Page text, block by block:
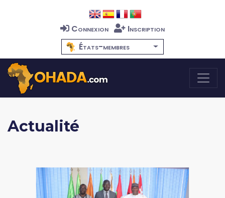
Connexion
Inscription
États-membres
Actualité